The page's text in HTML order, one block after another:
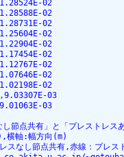
02
02
02
02
02
02
02
02
02
03
03
し節点共有」と「プレストレス
横軸:幅方向(m)
スなし節点共有,赤線：プレス